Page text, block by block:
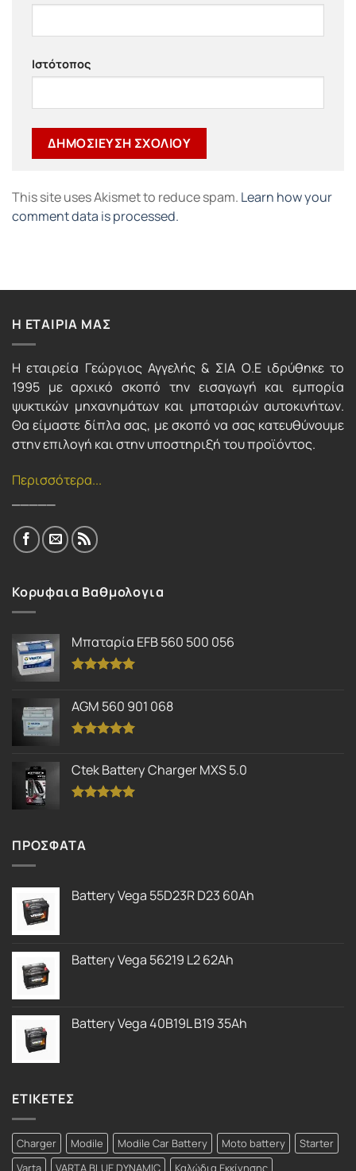
Ιστότοπος
This site uses Akismet to reduce spam. Learn how your
comment data is processed.
Η ΕΤΑΙΡΙΑ ΜΑΣ
Η εταιρεία Γεώργιος Αγγελής & ΣΙΑ Ο.Ε ιδρύθηκε το
1995 με αρχικό σκοπό την εισαγωγή και εμπορία
ψυκτικών μηχανημάτων και μπαταριών αυτοκινήτων.
Θα είμαστε δίπλα σας, με σκοπό να σας κατευθύνουμε
στην επιλογή και στην υποστηριξή του προϊόντος.
Περισσότερα...
Κορυφαια Βαθμολογια
Μπαταρία EFB 560 500 056
από 5
AGM 560 901 068
από 5
Ctek Battery Charger MXS 5.0
ΠΡΟΣΦΑΤΑ
Battery Vega 55D23R D23 60Ah
Battery Vega 56219 L2 62Ah
Battery Vega 40B19L B19 35Ah
ΕΤΙΚΕΤΕΣ
Charger Modile Modile Car Battery Moto battery
Starter
Varta
VARTA BLUE DYNAMIC Καλώδια Εκκίνησης